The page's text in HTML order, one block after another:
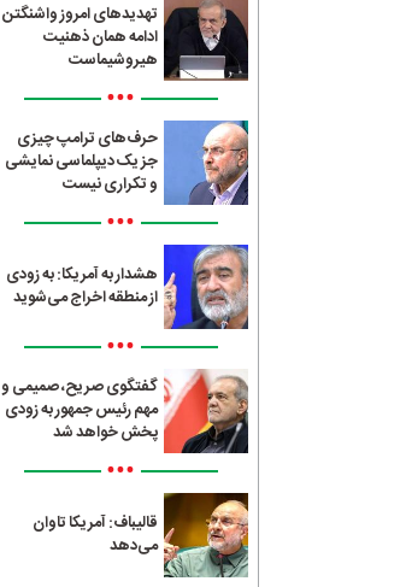
تهدیدهای امروز واشنگتن
ادامه همان ذهنیت
هیروشیماست
•••
حرف‌های ترامپ چیزی
جز یک دیپلماسی نمایشی
و تکراری نیست
•••
هشدار به آمریکا: به زودی
از منطقه اخراج می‌شوید
•••
گفتگوی صریح، صمیمی و
مهم رئیس جمهور به زودی
پخش خواهد شد
•••
قالیباف: آمریکا تاوان
می‌دهد